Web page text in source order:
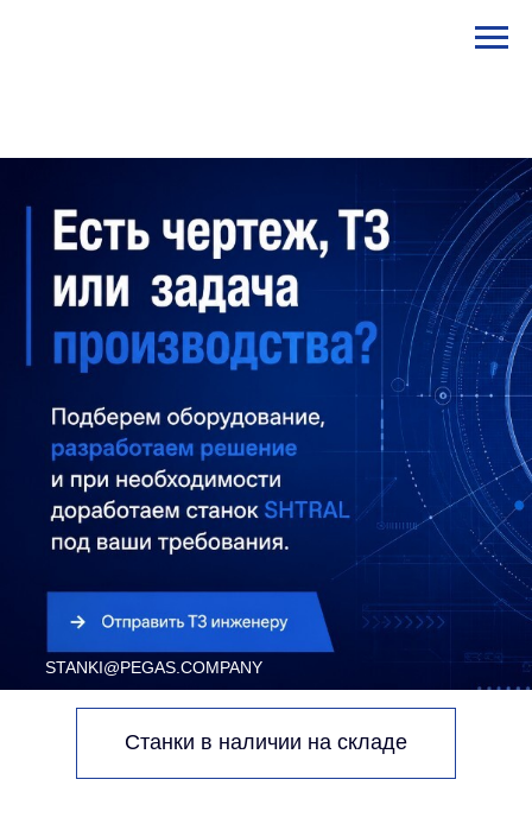
STANKI@PEGAS.COMPANY
Станки в наличии на складе